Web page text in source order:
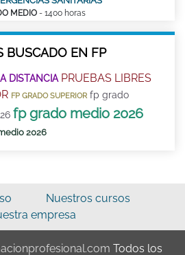
MEDIO - 1400 horas
BUSCADO EN FP
DISTANCIA PRUEBAS LIBRES
FP GRADO SUPERIOR fp grado
fp grado medio 2026
2026
Nuestros cursos
empresa
Todos los